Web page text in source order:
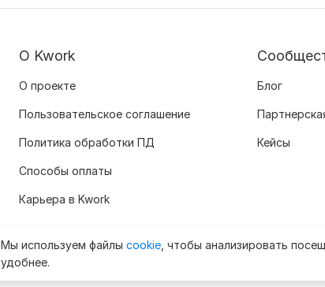
Мы используем файлы cookie , чтобы анализировать
удобнее.
О Kwork
О проекте
Пользовательское соглашение
Политика обработки ПД
Способы оплаты
Карьера в Kwork
Блог
Кейсы